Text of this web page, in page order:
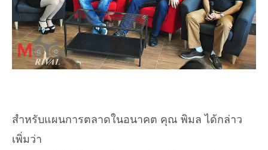
สำหรับแผนการตลาดในอนาคต คุณ พิมล ได้กล่าว
เพิ่มว่า